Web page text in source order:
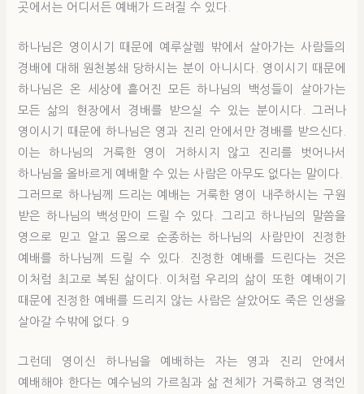
곳에서는 어디서든 예배가 드려질 수 있다.
하나님은 영이시기 때문에 예루살렘 밖에서 살아가는 사람들의
경배에 대해 원천봉쇄 당하시는 분이 아니시다. 영이시기 때문에
하나님은 온 세상에 흩어진 모든 하나님의 백성들이 살아가는
모든 삶의 현장에서 경배를 받으실 수 있는 분이시다. 그러나
영이시기 때문에 하나님은 영과 진리 안에서만 경배를 받으신다.
이는 하나님의 거룩한 영이 거하시지 않고 진리를 벗어나서
하나님을 올바르게 예배할 수 있는 사람은 아무도 없다는 말이다.
그러므로 하나님께 드리는 예배는 거룩한 영이 내주하시는 구원
받은 하나님의 백성만이 드릴 수 있다. 그리고 하나님의 말씀을
영으로 믿고 알고 몸으로 순종하는 하나님의 사람만이 진정한
예배를 하나님께 드릴 수 있다. 진정한 예배를 드린다는 것은
이처럼 최고로 복된 삶이다. 이처럼 우리의 삶이 또한 예배이기
때문에 진정한 예배를 드리지 않는 사람은 살았어도 죽은 인생을
살아갈 수밖에 없다. 9
그런데 영이신 하나님을 예배하는 자는 영과 진리 안에서
예배해야 한다는 예수님의 가르침과 삶 전체가 거룩하고 영적인